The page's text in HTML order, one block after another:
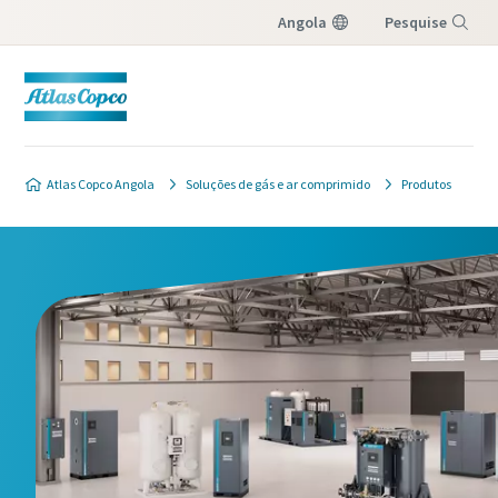
Angola Pesquise
Atlas Copco Angola Soluções de gás e ar comprimido Produtos